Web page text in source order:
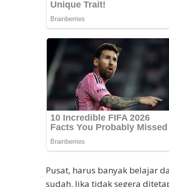
Pusat, harus banyak belajar
sudah. Jika tidak segera